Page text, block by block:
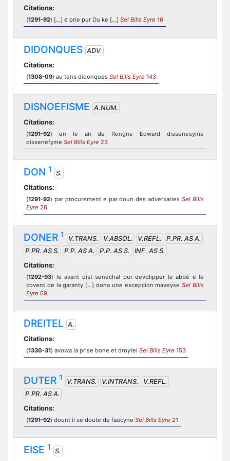
Citations:
(1291-92) [...] e prie pur Du ke [...] Sel Bills Eyre 16
DIDONQUES ADV.
Citations:
(1308-09) au tens didonques Sel Bills Eyre 143
DISNOEFISME A.NUM.
Citations:
(1291-92) en le an de Rengne Edward dissenesyme
dissenefyme Sel Bills Eyre 23
DON 1
S.
Citations:
(1291-92) par procurement e par doun des adversariesSel Bills
Eyre 28
DONER 1 V.TRANS. V.ABSOL. V.REFL.
P.PR. AS A.
P.PR. AS S.
P.P. AS A. P.P. AS S.
INF. AS S.
Citations:
(1292-93) le avant dist senechal pur devolipper le abbé e le
covent de la garanty [...] dona une excepcion maveyseSel Bills
Eyre 69
DREITEL A.
Citations:
(1330-31) avowa la prise bone et droytel Sel Bills Eyre 153
DUTER 1 V.TRANS. V.INTRANS.
V.REFL.
P.PR. AS A.
Citations:
(1291-92) dount il se doute de faucyne Sel Bills Eyre 21
EISE 1
S.